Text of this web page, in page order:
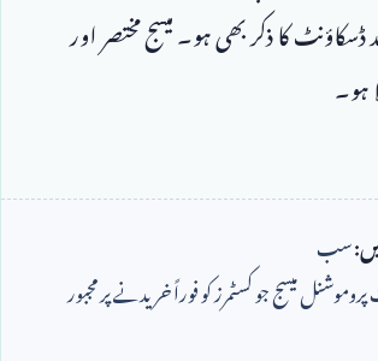
فیصد ڈسکاؤنٹ کا ذکر بھی ہو۔ میسج مختصر اور
سب
میسج جو کسٹمرز کو فوراً خریدنے پر مجبور